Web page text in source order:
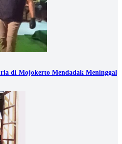
di Mojokerto Mendadak Meninggal